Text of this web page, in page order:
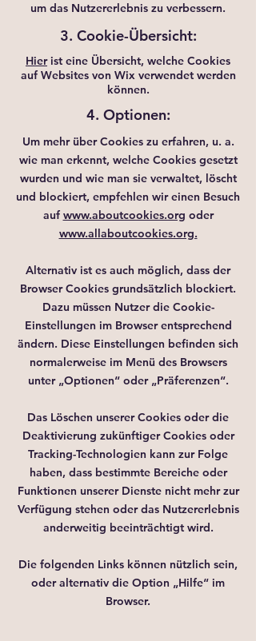
um das Nutzererlebnis zu verbessern.
3. Cookie-Übersicht:
Hierist eine Übersicht, welche Cookies
auf Websites von Wix verwendet werden
können.
4. Optionen:
Um mehr über Cookies zu erfahren, u. a.
wie man erkennt, welche Cookies gesetzt
wurden und wie man sie verwaltet, löscht
und blockiert, empfehlen wir einen Besuch
auf www.aboutcookies.org oder
www.allaboutcookies.org.
Alternativ ist es auch möglich, dass der
Browser Cookies grundsätzlich blockiert.
Dazu müssen Nutzer die Cookie-
Einstellungen im Browser entsprechend
ändern. Diese Einstellungen befinden sich
normalerweise im Menü des Browsers
unter „Optionen“ oder „Präferenzen“.
Das Löschen unserer Cookies oder die
Deaktivierung zukünftiger Cookies oder
Tracking-Technologien kann zur Folge
haben, dass bestimmte Bereiche oder
Funktionen unserer Dienste nicht mehr zur
Verfügung stehen oder das Nutzererlebnis
anderweitig beeinträchtigt wird.
Die folgenden Links können nützlich sein,
oder alternativ die Option „Hilfe“ im
Browser.